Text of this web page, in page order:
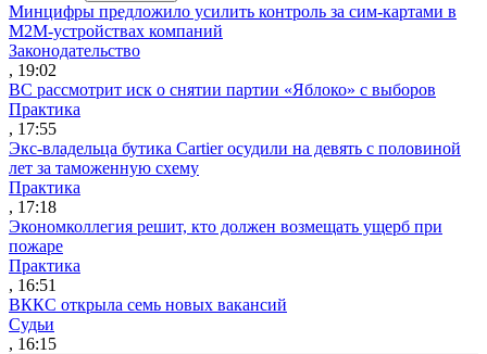
Минцифры предложило усилить контроль за сим-картами в
M2M-устройствах компаний
Законодательство
, 19:02
ВС рассмотрит иск о снятии партии «Яблоко» с выборов
Практика
, 17:55
Экс-владельца бутика Cartier осудили на девять с половиной
лет за таможенную схему
Практика
, 17:18
Экономколлегия решит, кто должен возмещать ущерб при
пожаре
Практика
, 16:51
ВККС открыла семь новых вакансий
Судьи
, 16:15